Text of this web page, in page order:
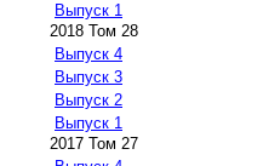
Выпуск 1
2018 Том 28
Выпуск 4
Выпуск 3
Выпуск 2
Выпуск 1
2017 Том 27